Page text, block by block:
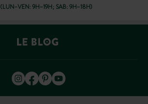
(LUN–VEN: 9H–19H; SAB: 9H–18H)